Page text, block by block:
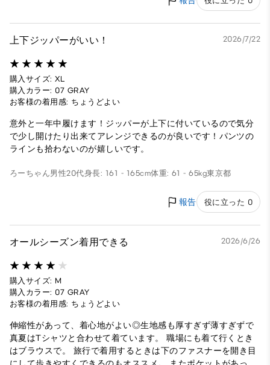
上下ジッパーがいい！ 2026/7/22
購入サイズ: XL
購入カラー: 07 GRAY
お客様の着用感: ちょうどよい
意外と一年中履けます！ジッパーが上下に付いているので気分
で少し開けたり出来てアレンジできるのが良いです！パンツの
ラインも拾わないのが嬉しいです。
ろーちゃん男性20代身長: 161 - 165cm体重: 61 - 65kg東京都
報告 役に立った 0
オールシーズン着用できる 2026/6/26
購入サイズ: M
購入カラー: 07 GRAY
お客様の着用感: ちょうどよい
伸縮性があって、着心地がよい◎生地感も厚すぎず薄すぎずで
真夏はTシャツと合わせて着ています。 職場にも着て行くとき
はブラウスで。 旅行で着用するときは下のファスナーを開き目